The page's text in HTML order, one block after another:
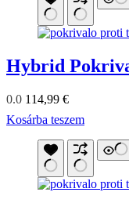
Hybrid
0.0 114,99 €
Kosárba teszem